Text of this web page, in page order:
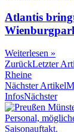
Atlantis
Weiterlesen »
ZurückLetzter
Rheine
Nächster Artikel
InfosNächster